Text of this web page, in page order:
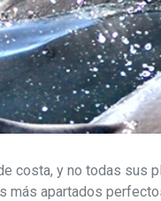
costa, y no todas sus
más apartados